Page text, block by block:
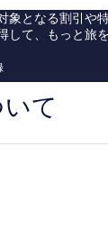
象となる割引や
して、もっと旅
て